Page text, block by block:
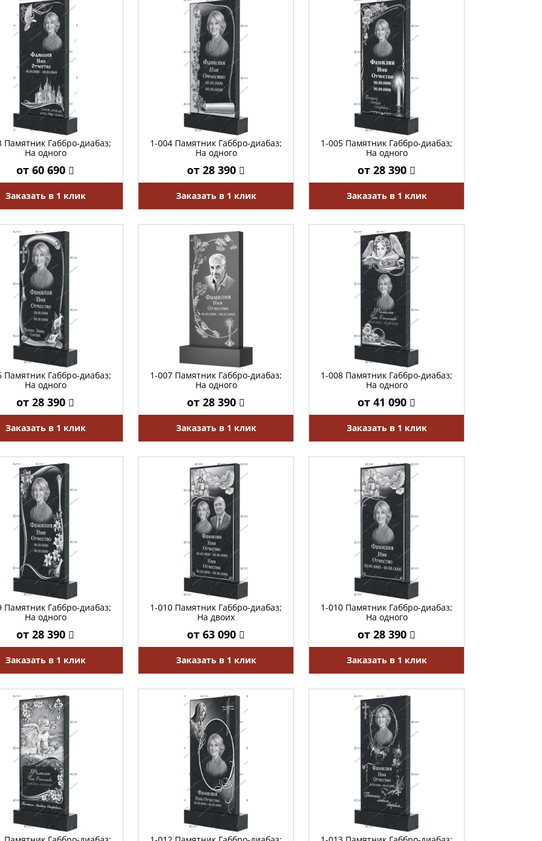
Памятник Габбро-диабаз;
На одного
от 60 690
Заказать в 1 клик
1-004 Памятник Габбро-диабаз;
На одного
от 28 390
Заказать в 1 клик
1-005 Памятник Габбро-диабаз;
На одного
от 28 390
Заказать в 1 клик
Памятник Габбро-диабаз;
На одного
от 28 390
Заказать в 1 клик
1-007 Памятник Габбро-диабаз;
На одного
от 28 390
Заказать в 1 клик
1-008 Памятник Габбро-диабаз;
На одного
от 41 090
Заказать в 1 клик
Памятник Габбро-диабаз;
На одного
от 28 390
Заказать в 1 клик
1-010 Памятник Габбро-диабаз;
На двоих
от 63 090
Заказать в 1 клик
1-010 Памятник Габбро-диабаз;
На одного
от 28 390
Заказать в 1 клик